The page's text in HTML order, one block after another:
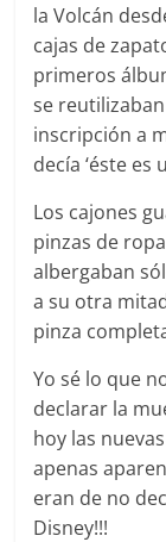
la Volcán
cajas de
primeros
se
inscripción a
decía ‘éste es
Los cajones
pinzas de
albergaban
a su otra
pinza
Yo sé lo que
declarar la
hoy las
apenas
eran de no
Disney!!!